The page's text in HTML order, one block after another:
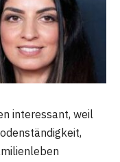
interessant, weil